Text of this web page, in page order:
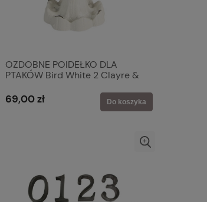
OZDOBNE POIDEŁKO DLA
PTAKÓW Bird White 2 Clayre &
69,00 zł Do koszyka